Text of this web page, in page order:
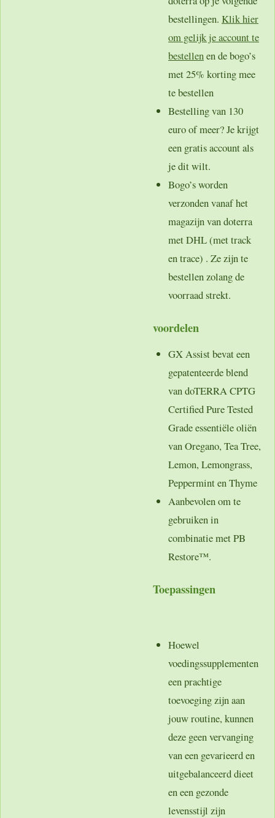
bestellingen. Klik hier
om gelijk je account te
bestellenen de bogo’s
met 25% korting mee
te bestellen
Bestelling van 130
euro of meer? Je krijgt
een gratis account als
je dit wilt.
Bogo’s worden
verzonden vanaf het
magazijn van doterra
met DHL (met track
en trace) . Ze zijn te
bestellen zolang de
voorraad strekt.
voordelen
GX Assist bevat een
gepatenteerde blend
van doTERRA CPTG
Certified Pure Tested
Grade essentiële oliën
van Oregano, Tea Tree,
Lemon, Lemongrass,
Peppermint en Thyme
Aanbevolen om te
gebruiken in
combinatie met PB
Restore™.
Toepassingen
Hoewel
voedingssupplementen
een prachtige
toevoeging zijn aan
jouw routine, kunnen
deze geen vervanging
van een gevarieerd en
uitgebalanceerd dieet
en een gezonde
levensstijl zijn